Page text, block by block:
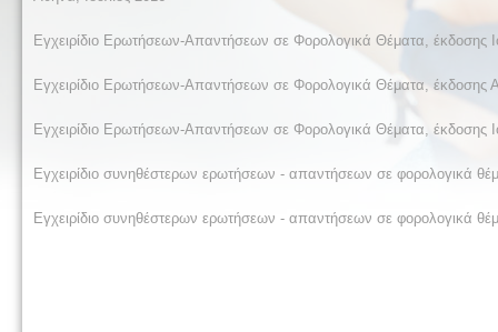
Εγχειρίδιο Ερωτήσεων-Απαντήσεων σε Φορολογικά Θέματα, έκδοσης
Εγχειρίδιο Ερωτήσεων-Απαντήσεων σε Φορολογικά Θέματα, έκδοσης
Εγχειρίδιο Ερωτήσεων-Απαντήσεων σε Φορολογικά Θέματα, έκδοσης
Εγχειρίδιο συνηθέστερων ερωτήσεων - απαντήσεων σε φορολογικά
Εγχειρίδιο συνηθέστερων ερωτήσεων - απαντήσεων σε φορολογικά